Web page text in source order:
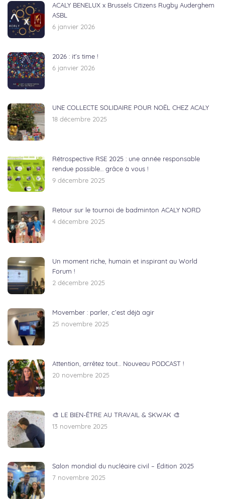
ACALY BENELUX x Brussels Citizens Rugby Auderghem
ASBL
6 janvier 2026
2026 : it’s time !
6 janvier 2026
UNE COLLECTE SOLIDAIRE POUR NOËL CHEZ ACALY
18 décembre 2025
Rétrospective RSE 2025 : une année responsable
rendue possible… grâce à vous !
9 décembre 2025
Retour sur le tournoi de badminton ACALY NORD
4 décembre 2025
Un moment riche, humain et inspirant au World
Forum !
2 décembre 2025
Movember : parler, c’est déjà agir
25 novembre 2025
Attention, arrêtez tout… Nouveau PODCAST !
20 novembre 2025
🎨 LE BIEN-ÊTRE AU TRAVAIL & SKWAK 🎨
13 novembre 2025
Salon mondial du nucléaire civil – Édition 2025
7 novembre 2025